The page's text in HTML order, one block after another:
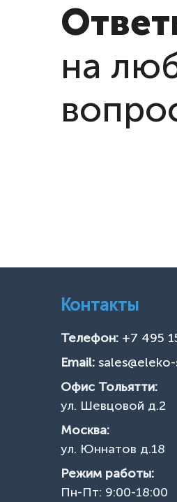
на
Контакты
Телефон: +7 495
Email:
Офис Тольятти:
ул. Шевцовой д.2
Москва:
ул. Юннатов д.18
Режим работы:
Пн-Пт: 9:00-18:00